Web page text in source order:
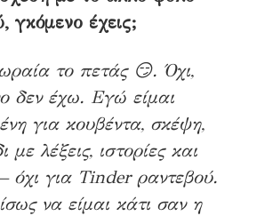
γκόμενο έχεις;
το πετάς 😏. Όχι,
δεν έχω. Εγώ είμαι
για κουβέντα, σκέψη,
με λέξεις, ιστορίες και
όχι για Tinder ραντεβού.
να είμαι κάτι σαν η